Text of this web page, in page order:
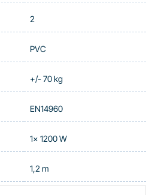
2
PVC
+/- 70 kg
EN14960
1x 1200 W
1,2 m